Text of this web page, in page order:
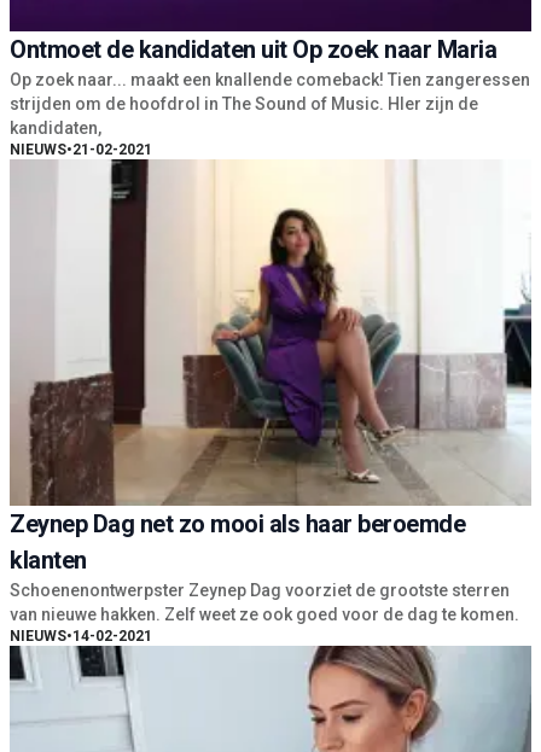
Ontmoet de kandidaten uit Op zoek naar Maria
Op zoek naar... maakt een knallende comeback! Tien zangeressen
strijden om de hoofdrol in The Sound of Music. HIer zijn de
kandidaten,
NIEUWS•21-02-2021
Zeynep Dag net zo mooi als haar beroemde
klanten
Schoenenontwerpster Zeynep Dag voorziet de grootste sterren
van nieuwe hakken. Zelf weet ze ook goed voor de dag te komen.
NIEUWS•14-02-2021